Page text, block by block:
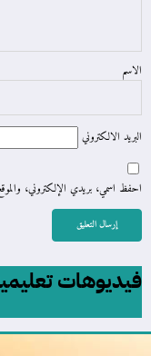
الاسم
البريد الالكتروني
احفظ اسمي، بريدي الإلكتروني،
فيديوهات